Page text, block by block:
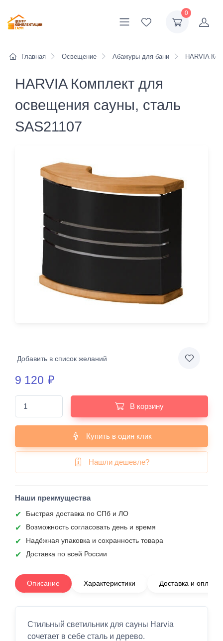
0
Главная Освещение Абажуры для бани HARVIA
HARVIA Комплект для
освещения сауны, сталь
SAS21107
Добавить в список желаний
9 120 ₽
В корзину
Купить в один клик
Нашли дешевле?
Наши преимущества
Быстрая доставка по СПб и ЛО
Возможность согласовать день и время
Надёжная упаковка и сохранность товара
Доставка по всей России
Описание Характеристики Доставка и оплата
Стильный светильник для сауны Harvia
сочетает в себе сталь и дерево.